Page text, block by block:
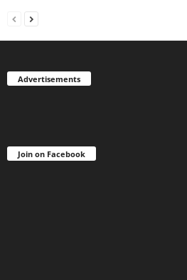
Advertisements
Join on Facebook